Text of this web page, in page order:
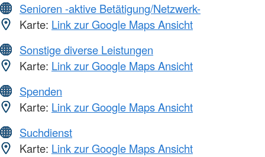
Senioren -aktive Betätigung/Netzwerk-
Karte: Link zur Google Maps Ansicht
Sonstige diverse Leistungen
Karte: Link zur Google Maps Ansicht
Spenden
Karte: Link zur Google Maps Ansicht
Suchdienst
Karte: Link zur Google Maps Ansicht